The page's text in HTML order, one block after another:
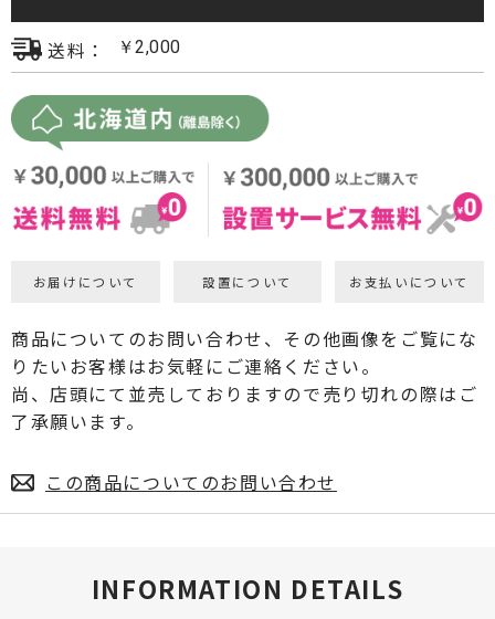
送料： ￥2,000
お届けについて 設置について お支払いについて
商品についてのお問い合わせ、その他画像をご覧にな
りたいお客様はお気軽にご連絡ください。
尚、店頭にて並売しておりますので売り切れの際はご
了承願います。
この商品についてのお問い合わせ
INFORMATION DETAILS